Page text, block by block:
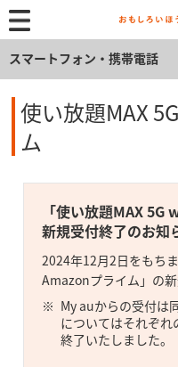
スマートフォン・携帯電話
使い放題MAX
ム
「使い放題MAX
新規受付終了のお知
2024年12月2日をもち
Amazonプライム」の
My auからの受付は
についてはそれぞれ
終了いたしました。